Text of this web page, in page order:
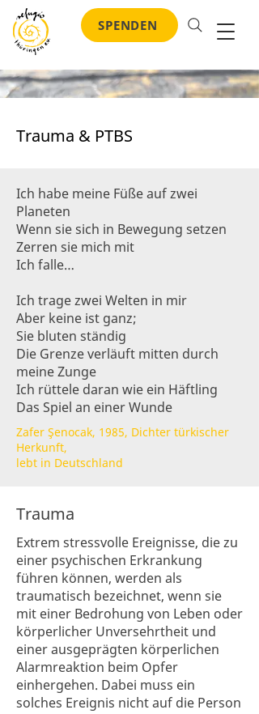
SPENDEN
Trauma & PTBS
Ich habe meine Füße auf zwei
Planeten
Wenn sie sich in Bewegung setzen
Zerren sie mich mit
Ich falle…
Ich trage zwei Welten in mir
Aber keine ist ganz;
Sie bluten ständig
Die Grenze verläuft mitten durch
meine Zunge
Ich rüttele daran wie ein Häftling
Das Spiel an einer Wunde
Zafer Şenocak, 1985, Dichter türkischer
Herkunft,
lebt in Deutschland
Trauma
Extrem stressvolle Ereignisse, die zu
einer psychischen Erkrankung
führen können, werden als
traumatisch bezeichnet, wenn sie
mit einer Bedrohung von Leben oder
körperlicher Unversehrtheit und
einer ausgeprägten körperlichen
Alarmreaktion beim Opfer
einhergehen. Dabei muss ein
solches Ereignis nicht auf die Person